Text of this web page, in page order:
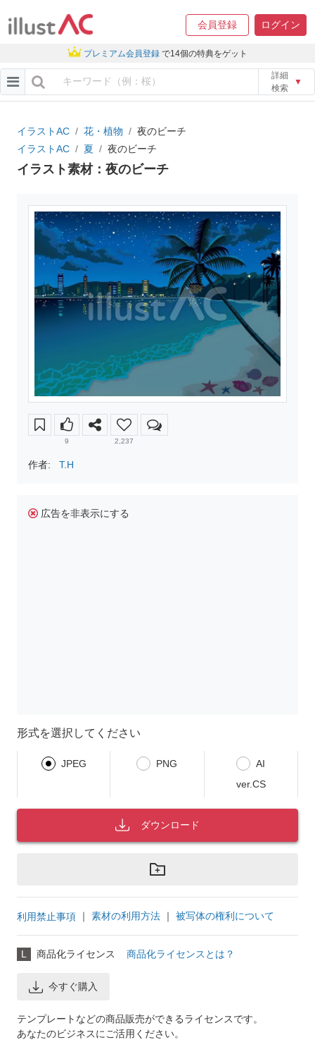
会員登録 ログイン
プレミアム会員登録 で14個の特典をゲット
詳細
検索
▼
イラストAC 花・植物
夜のビーチ
イラストAC
夏 夜のビーチ
イラスト素材：夜のビーチ
9 2,237
作者: T.H
広告を非表示にする
形式を選択してください
JPEG PNG
AI
ver.CS
ダウンロード
利用禁止事項 ｜ 素材の利用方法 ｜ 被写体の権利について
L 商品化ライセンス 商品化ライセンスとは？
今すぐ購入
テンプレートなどの商品販売ができるライセンスです。
あなたのビジネスにご活用ください。